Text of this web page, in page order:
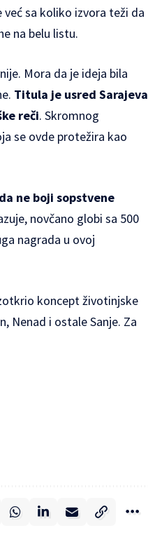
sa koliko izvora teži da
na belu listu.
Mora da je ideja bila
Titula je usred Sarajeva
reči. Skromnog
se ovde protežira kao
ne boji sopstvene
novčano globi sa 500
nagrada u ovoj
koncept životinjske
Nenad i ostale Sanje. Za